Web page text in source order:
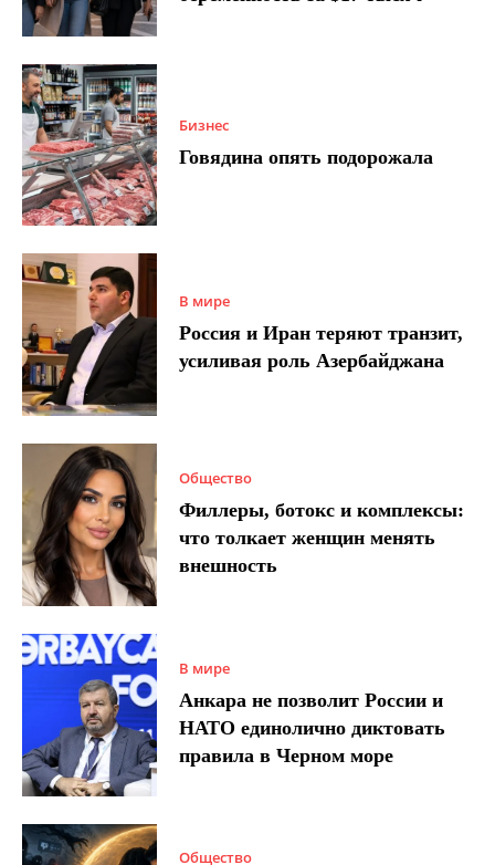
Бизнес
Говядина опять подорожала
В мире
Россия и Иран теряют транзит,
усиливая роль Азербайджана
Общество
Филлеры, ботокс и комплексы:
что толкает женщин менять
внешность
В мире
Анкара не позволит России и
НАТО единолично диктовать
правила в Черном море
Общество